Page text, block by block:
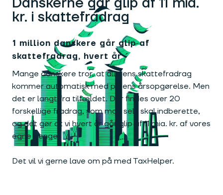
kr. i skattefradrag
1 million danskere går glip af
skattefradrag, hvert år
Mange danskere tror, at alle ens skattefradrag
kommer automatisk med på ens årsopgørelse. Men
det er langt fra tilfældet. Der findes over 20
forskellige fradrag, som man selv skal indberette,
og det gør at vi hvert år går glip af 11 mia. kr. af vores
egne penge.
Det vil vi gerne lave om på med TaxHelper.